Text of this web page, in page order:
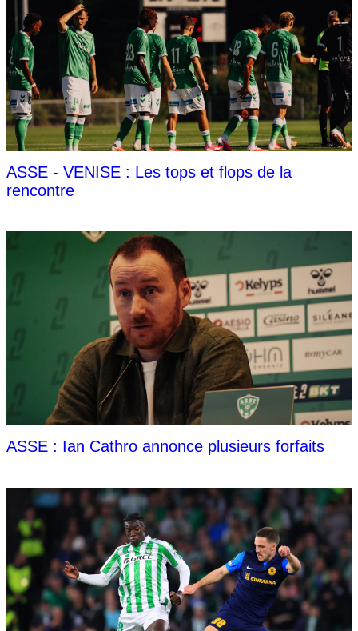
ASSE - VENISE : Les tops et flops de la
rencontre
ASSE : Ian Cathro annonce plusieurs forfaits